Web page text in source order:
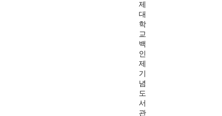
제
대
학
교
백
인
제
기
념
도
서
관